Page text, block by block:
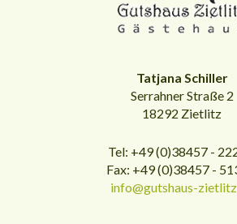
Tatjana Schiller
Serrahner Straße 2
18292 Zietlitz
Tel: +49 (0)38457 -
Fax: +49 (0)38457 -
info@gutshaus-